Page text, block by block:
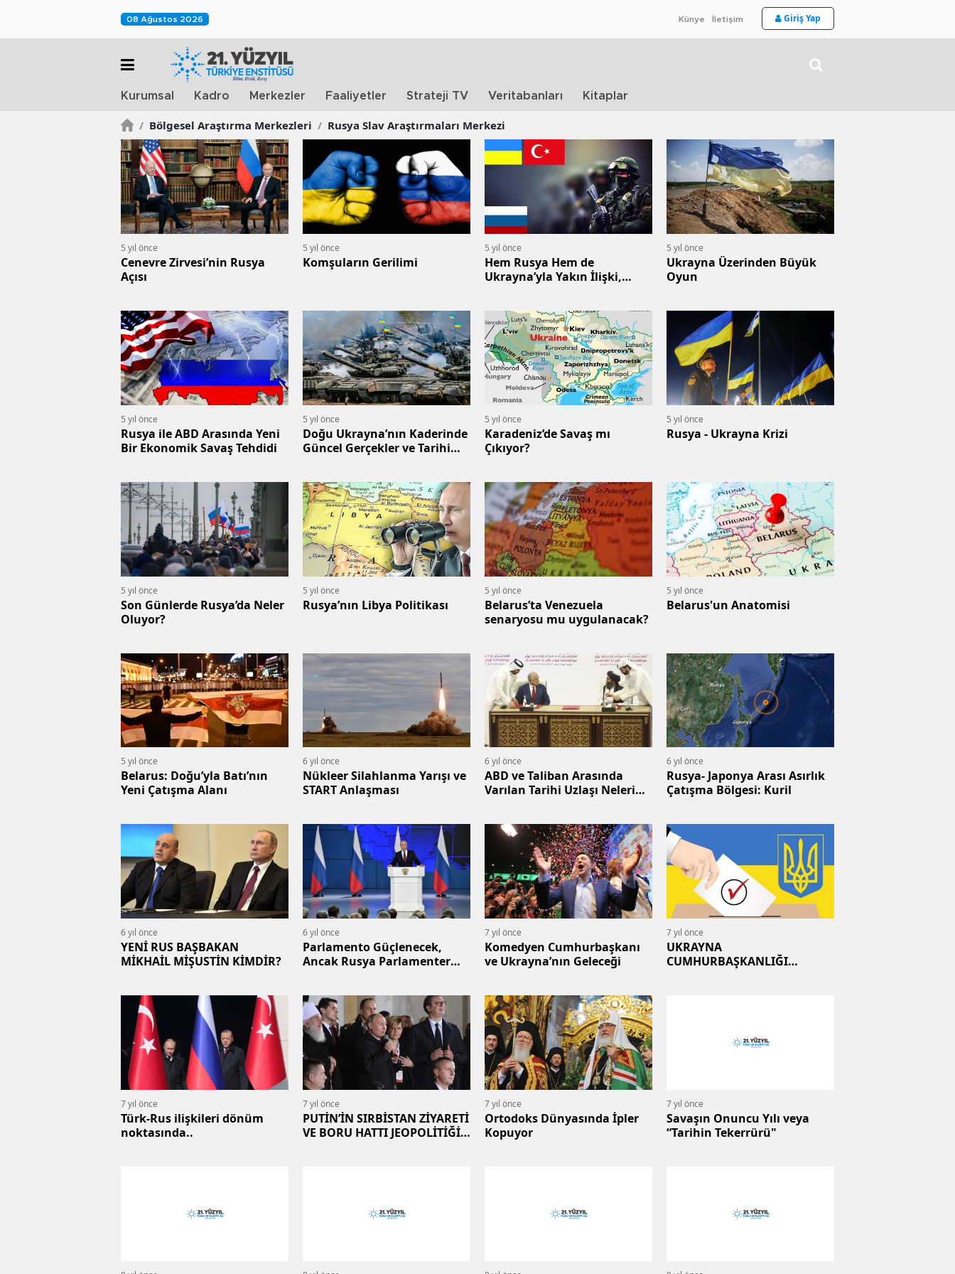
08 Ağustos 2026 Künye İletişim Giriş Yap
Kurumsal Kadro Merkezler Faaliyetler Strateji TV Veritabanları Kitaplar
/ Bölgesel Araştırma Merkezleri / Rusya Slav Araştırmaları Merkezi
5 yıl önce
Cenevre Zirvesi’nin Rusya
Açısı
5 yıl önce
Komşuların Gerilimi
5 yıl önce
Hem Rusya Hem de
Ukrayna’yla Yakın İlişki,
5 yıl önce
Ukrayna Üzerinden Büyük
Oyun
5 yıl önce
Rusya ile ABD Arasında Yeni
Bir Ekonomik Savaş Tehdidi
5 yıl önce
Doğu Ukrayna’nın Kaderinde
Güncel Gerçekler ve Tarihi
5 yıl önce
Karadeniz’de Savaş mı
Çıkıyor?
5 yıl önce
Rusya - Ukrayna Krizi
5 yıl önce
Son Günlerde Rusya’da Neler
Oluyor?
5 yıl önce
Rusya’nın Libya Politikası
5 yıl önce
Belarus’ta Venezuela
senaryosu mu uygulanacak?
5 yıl önce
Belarus'un Anatomisi
5 yıl önce
Belarus: Doğu’yla Batı’nın
Yeni Çatışma Alanı
6 yıl önce
Nükleer Silahlanma Yarışı ve
START Anlaşması
6 yıl önce
ABD ve Taliban Arasında
Varılan Tarihi Uzlaşı Neleri
6 yıl önce
Rusya- Japonya Arası Asırlık
Çatışma Bölgesi: Kuril
6 yıl önce
YENİ RUS BAŞBAKAN
MİKHAİL MİŞUSTİN KİMDİR?
6 yıl önce
Parlamento Güçlenecek,
Ancak Rusya Parlamenter
7 yıl önce
Komedyen Cumhurbaşkanı
ve Ukrayna’nın Geleceği
7 yıl önce
UKRAYNA
CUMHURBAŞKANLIĞI
7 yıl önce
Türk-Rus ilişkileri dönüm
noktasında..
7 yıl önce
PUTİN’İN SIRBİSTAN ZİYARETİ
VE BORU HATTI JEOPOLİTİĞİ
7 yıl önce
Ortodoks Dünyasında İpler
Kopuyor
7 yıl önce
Savaşın Onuncu Yılı veya
“Tarihin Tekerrürü"